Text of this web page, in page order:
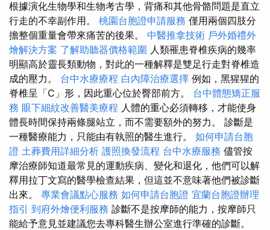
根據演化生物學和生物考古學，背痛和其他骨骼問題是直立
行走的不幸副作用。 桃園台胞證申請服務 僅用兩個四肢分
擔整個重量會帶來痛苦的後果。 中醫推拿技術 戶外婚禮外
燴解決方案 了解助聽器價格範圍 人類罹患脊椎疾病的幾率
明顯高於靈長類動物，對此的一種解釋是雙足行走對脊椎造
成的壓力。 台中水療療程 白內障治療選擇 例如，黑猩猩的
脊椎呈「C」形，因此重心位於臀部前方。 台中體態矯正服
務 眼下細紋改善醫美療程 人體的重心必須轉移，才能使身
體長時間保持兩條腿站立，而不需要額外的努力。 診斷是
一種醫療能力，只能由有執照的醫生進行。 如何申請台胞
證 土葬費用詳細分析 護照換發流程 台中水療服務 儘管按
摩治療師知道最常見的運動疾病、變化和退化，他們可以解
釋用拉丁文寫的醫學檢查結果，但這並不意味著他們被診斷
出來。 專業會議點心服務 如何申請台胞證 宜蘭台胞證辦理
指引 到府外燴便利服務 診斷不是按摩師的能力，按摩師只
能給予意見並建議您去專科醫生辦公室進行準確的診斷。